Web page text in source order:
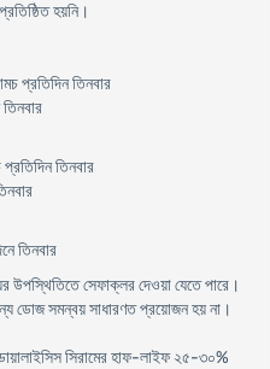
হয়নি।
প্রতিদিন তিনবার
তিনবার
তিনবার
উপস্থিতিতে সেফাক্লর দেওয়া যেতে পারে।
ডোজ সমন্বয় সাধারণত প্রয়োজন হয় না।
সিরামের হাফ-লাইফ ২৫-৩০%